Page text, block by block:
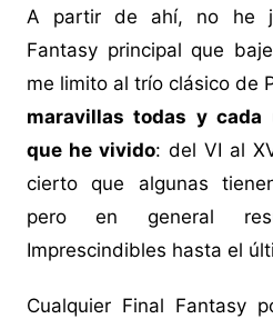
A partir de ahí, no he
Fantasy principal que
me limito al trío clásico de
maravillas todas y cada
que he vivido: del VI al
cierto que algunas
pero en general
Imprescindibles hasta el
Cualquier Final Fantasy